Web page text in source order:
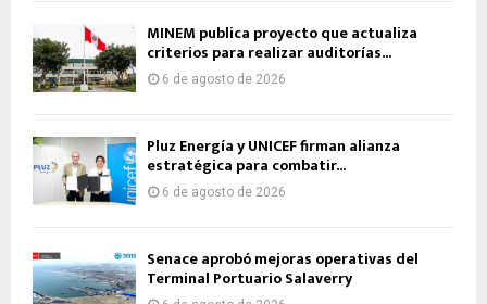
MINEM publica proyecto que actualiza
criterios para realizar auditorías...
6 de agosto de 2026
Pluz Energía y UNICEF firman alianza
estratégica para combatir...
6 de agosto de 2026
Senace aprobó mejoras operativas del
Terminal Portuario Salaverry